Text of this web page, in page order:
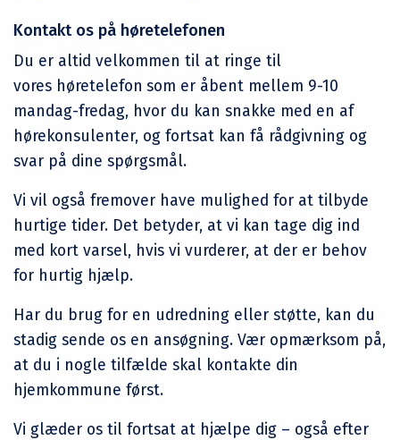
Kontakt os på høretelefonen
Du er altid velkommen til at ringe til
vores høretelefon som er åbent mellem 9-10
mandag-fredag, hvor du kan snakke med en af
hørekonsulenter, og fortsat kan få rådgivning og
svar på dine spørgsmål.
Vi vil også fremover have mulighed for at tilbyde
hurtige tider. Det betyder, at vi kan tage dig ind
med kort varsel, hvis vi vurderer, at der er behov
for hurtig hjælp.
Har du brug for en udredning eller støtte, kan du
stadig sende os en ansøgning. Vær opmærksom på,
at du i nogle tilfælde skal kontakte din
hjemkommune først.
Vi glæder os til fortsat at hjælpe dig – også efter